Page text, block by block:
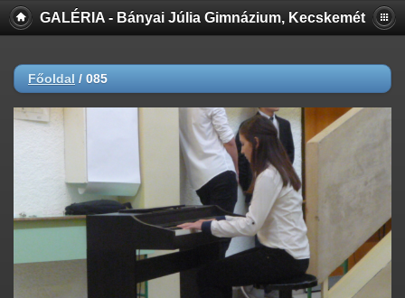
GALÉRIA - Bányai Júlia Gimnázium, Kecskemét
Főoldal / 085